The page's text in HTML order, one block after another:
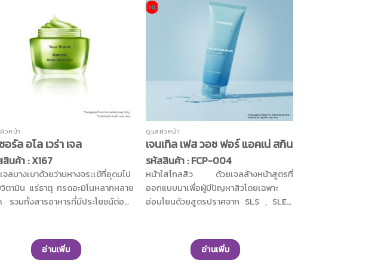
วหน้า
อรัล อโล เวร่า เจล
นค้า : X167
จลบางเบาด้วยว่านหางจระเข้ที่อุดมไป
ตามิน แร่ธาตุ กรดอะมิโนหลากหลาย
รวมทั้งสารอาหารที่มีประโยชน์ต่อผิว
ารบวมแดงของผิว พร้อมกับเติมความ
นเพื่อผิวอ่อนนุ่มด้วยสารสกัดจากถั่ว
อ่านเพิ่ม
ใหม่
ดูแลผิวหน้า
เจนเทิล เฟส วอช ฟอร์ แอคเน่ สกิน
รหัสสินค้า : FCP-004
หน้าใสไกลสิว ด้วยเจลล้างหน้าสูตรที่
ออกแบบมาเพื่อผู้มีปัญหาสิวโดยเฉพาะ
อ่อนโยนด้วยสูตรปราศจาก SLS , SLES,
ปลอบประโลมผิวด้วยการผสานกันของสาร
สกัดจากขมิ้นชัน ไพล ว่านหางจระเข้ ชาขาว
อ่านเพิ่ม